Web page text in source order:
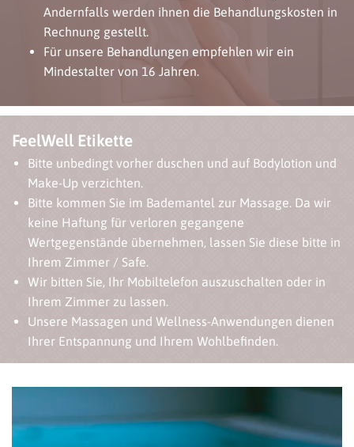
Andernfalls werden ihnen die Behandlungskosten in
Rechnung gestellt.
Für unsere Behandlungen empfehlen wir ein
Mindestalter von 16 Jahren.
FeelWell Etikette
Bitte unbedingt vorher duschen und auf Bodylotion und
Make-Up verzichten.
Bitte kommen Sie im Bademantel zur Massage. Da wir
keine Haftung für verloren gegangene
Wertgegenstände übernehmen, lassen Sie diese bitte in
Ihrem Zimmer / Safe.
Wir bitten Sie, Ihr Mobiltelefon auszuschalten oder in
Ihrem Zimmer zu lassen.
Unsere Massagen und Wellness-Anwendungen dienen
Ihrer Entspannung und Ihrem Wohlbefinden.